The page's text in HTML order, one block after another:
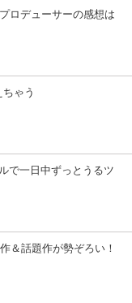
ロデューサーの感想は
ゃう
で一日中ずっとうるツ
＆話題作が勢ぞろい！